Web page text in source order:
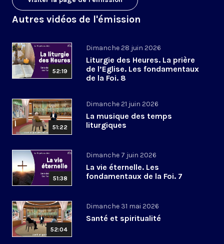
Autres vidéos de l'émission
52:19
Dimanche 28 juin 2026
Liturgie des Heures. La prière
de l’Eglise. Les fondamentaux
de la Foi. 8
51:22
Dimanche 21 juin 2026
La musique des temps
liturgiques
51:38
Dimanche 7 juin 2026
La vie éternelle. Les
fondamentaux de la Foi. 7
52:04
Dimanche 31 mai 2026
Santé et spiritualité